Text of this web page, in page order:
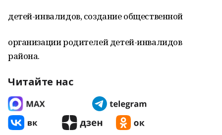
детей-инвалидов, создание общественной
организации родителей детей-инвалидов
района.
Читайте нас